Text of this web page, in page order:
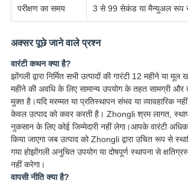
परीक्षण का समय 3 से 99 सेकंड या मैन्युअल रूप
अक्सर पूछे जाने वाले प्रश्न
वारंटी कथन क्या है?
झोंगली द्वारा निर्मित सभी उत्पादों की गारंटी 12 महीने या
महीने की अवधि के लिए सामान्य उपयोग के तहत सामग्री और
मुक्त है।यदि मरम्मत या प्रतिस्थापन संभव या व्यावहारिक
केवल उत्पाद को कवर करती है। Zhongli श्रम लागत,
नुकसान के लिए कोई जिम्मेदारी नहीं लेगा।आपके वारंटी
किया जाएगा जब उत्पाद को Zhongli द्वारा उचित रूप से
गया होझोंगली अनुचित उपयोग या दोषपूर्ण स्थापना से
नहीं करेगा।
वापसी नीति क्या है?